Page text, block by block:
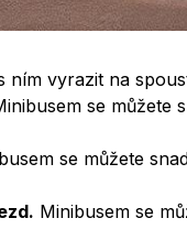
ním vyrazit na
se můžete
se můžete
Minibusem se